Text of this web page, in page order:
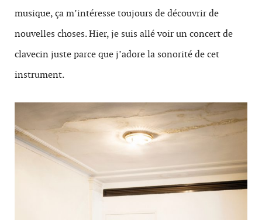
musique, ça m’intéresse toujours de découvrir de
nouvelles choses. Hier, je suis allé voir un concert de
clavecin juste parce que j’adore la sonorité de cet
instrument.